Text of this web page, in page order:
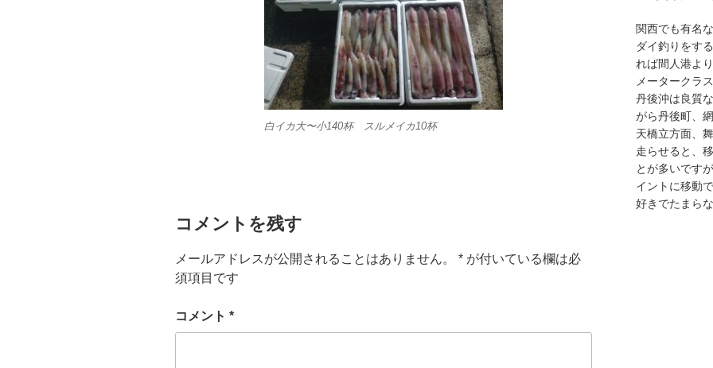
白イカ大〜小140杯 スルメイカ10杯
コメントを残す
メールアドレスが公開されることはありません。 * が付いている欄は必
須項目です
コメント *
関西でも有名
ダイ釣りをす
れば間人港よ
メータークラ
丹後沖は良質
がら丹後町、
天橋立方面、
走らせると、
とが多いです
イントに移動
好きでたまら